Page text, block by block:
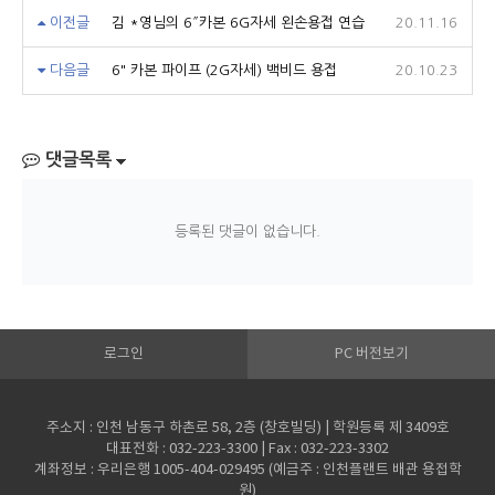
이전글 김 *영님의 6″카본 6G자세 왼손용접 연습 20.11.16
다음글 6" 카본 파이프 (2G자세) 백비드 용접 20.10.23
댓글목록
등록된 댓글이 없습니다.
로그인 PC 버전보기
주소지 : 인천 남동구 하촌로 58, 2층 (창호빌딩) | 학원등록 제 3409호
대표전화 : 032-223-3300 | Fax : 032-223-3302
계좌정보 : 우리은행 1005-404-029495 (예금주 : 인천플랜트 배관 용접학
원)